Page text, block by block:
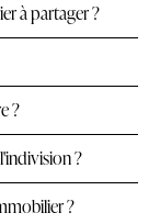
à partager ?
?
?
?